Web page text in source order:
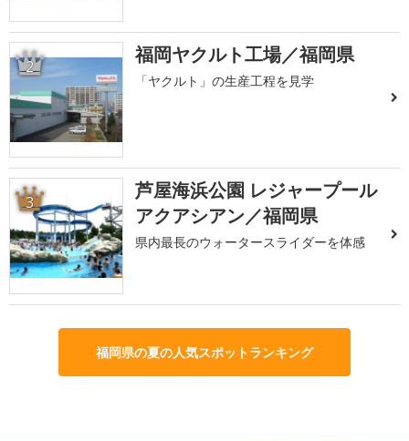
2 福岡ヤクルト工場／福岡県
「ヤクルト」の生産工程を見学
3
芦屋海浜公園 レジャープール
アクアシアン／福岡県
県内最長のウォータースライダーを体感
福岡県の夏の人気スポットランキング